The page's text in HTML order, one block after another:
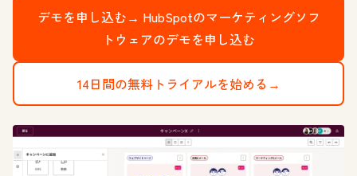
デモを申し込む→ HubSpotのマーケティングソフ
トウェアのデモを申し込む
14日間の無料トライアルを始める→